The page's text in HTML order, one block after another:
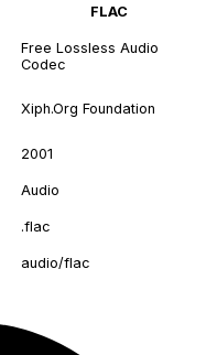
FLAC
Free Lossless Audio
Codec
Xiph.Org Foundation
2001
Audio
.flac
audio/flac